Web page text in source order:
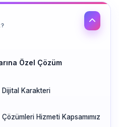
Özel Çözüm
Karakteri
Çözümleri Hizmeti Kapsamımız